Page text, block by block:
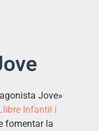
Jove»
Infantil i
fomentar la